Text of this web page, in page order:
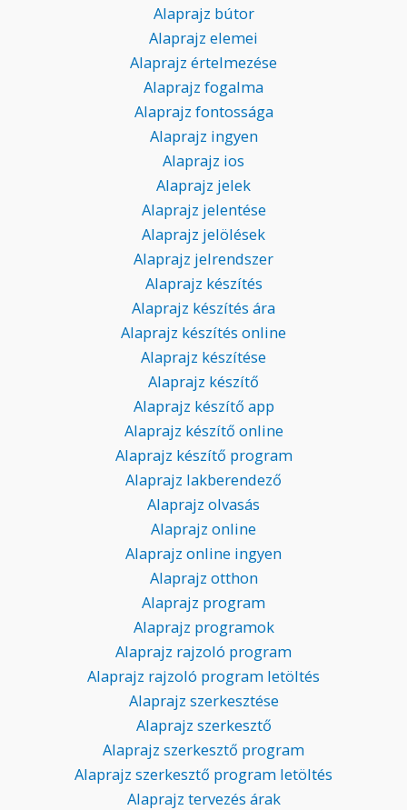
Alaprajz bútor
Alaprajz elemei
Alaprajz értelmezése
Alaprajz fogalma
Alaprajz fontossága
Alaprajz ingyen
Alaprajz ios
Alaprajz jelek
Alaprajz jelentése
Alaprajz jelölések
Alaprajz jelrendszer
Alaprajz készítés
Alaprajz készítés ára
Alaprajz készítés online
Alaprajz készítése
Alaprajz készítő
Alaprajz készítő app
Alaprajz készítő online
Alaprajz készítő program
Alaprajz lakberendező
Alaprajz olvasás
Alaprajz online
Alaprajz online ingyen
Alaprajz otthon
Alaprajz program
Alaprajz programok
Alaprajz rajzoló program
Alaprajz rajzoló program letöltés
Alaprajz szerkesztése
Alaprajz szerkesztő
Alaprajz szerkesztő program
Alaprajz szerkesztő program letöltés
Alaprajz tervezés árak